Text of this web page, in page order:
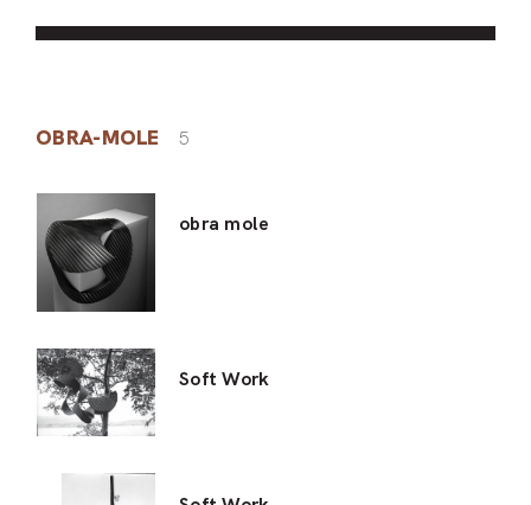
OBRA-MOLE 5
obra mole
Soft Work